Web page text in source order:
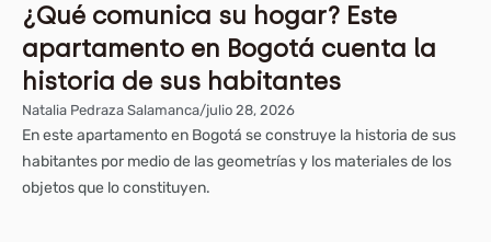
¿Qué comunica su hogar? Este
apartamento en Bogotá cuenta la
historia de sus habitantes
Natalia Pedraza Salamanca/julio 28, 2026
En este apartamento en Bogotá se construye la historia de sus
habitantes por medio de las geometrías y los materiales de los
objetos que lo constituyen.